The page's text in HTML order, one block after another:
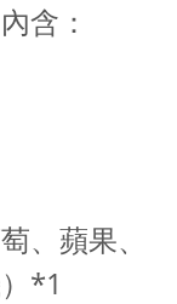
含：
、蘋果、
*1